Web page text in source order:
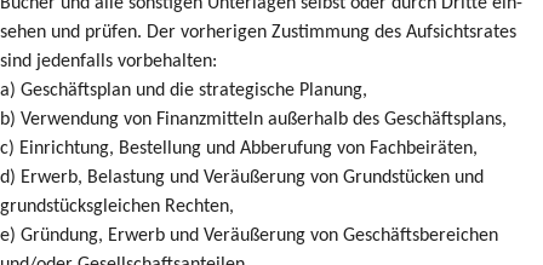
sehen und prüfen. Der vorherigen Zustimmung des Aufsichtsrates
sind jedenfalls vorbehalten:
a) Geschäftsplan und die strategische Planung,
b) Verwendung von Finanzmitteln außerhalb des Geschäftsplans,
c) Einrichtung, Bestellung und Abberufung von Fachbeiräten,
d) Erwerb, Belastung und Veräußerung von Grundstücken und
grundstücksgleichen Rechten,
e) Gründung, Erwerb und Veräußerung von Geschäftsbereichen